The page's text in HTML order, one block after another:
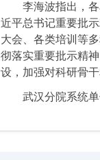
李海波指出，
近平总书记重要批
大会、各类培训等
彻落实重要批示精
设，加强对科研骨
武汉分院系统